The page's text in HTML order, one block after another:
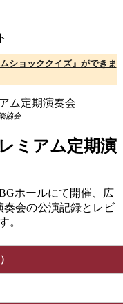
ショッククイズ』ができま
協会
ミアム定期演
ホールにて開催、広
奏会の公演記録とレビ
。